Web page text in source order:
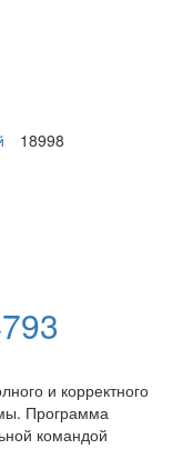
18998
и корректного
Программа
командой